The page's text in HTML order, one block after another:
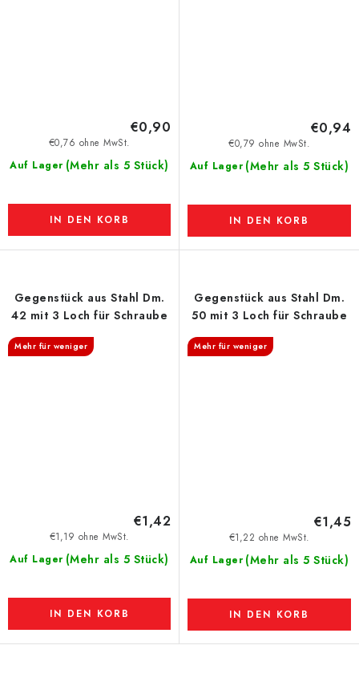
Auf Lager (Mehr als 5 Stück)
€0,76 ohne MwSt.
€0,90
IN DEN KORB
Auf Lager (Mehr als 5 Stück)
€0,79 ohne MwSt.
€0,94
IN DEN KORB
Gegenstück aus Stahl Dm.
42 mit 3 Loch für Schraube
Mehr für weniger
Auf Lager (Mehr als 5 Stück)
€1,19 ohne MwSt.
€1,42
IN DEN KORB
Gegenstück aus Stahl Dm.
50 mit 3 Loch für Schraube
Mehr für weniger
Auf Lager (Mehr als 5 Stück)
€1,22 ohne MwSt.
€1,45
IN DEN KORB